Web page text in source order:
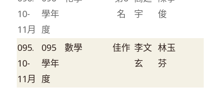
10-
11月
學年
度
名
宇
俊
095.
10-
11月
095
學年
度
數學 佳作 李文
玄
林玉
芬